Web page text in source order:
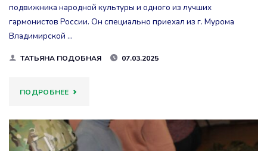
подвижника народной культуры и одного из лучших
гармонистов России. Он специально приехал из г. Мурома
Владимирской …
ТАТЬЯНА ПОДОБНАЯ 07.03.2025
ПОДРОБНЕЕ"СОГРЕВАЮЩАЯ
ГАРМОНЬ"